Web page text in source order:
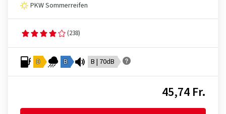
PKW Sommerreifen
(238)
D B B | 70dB
45,74 Fr.